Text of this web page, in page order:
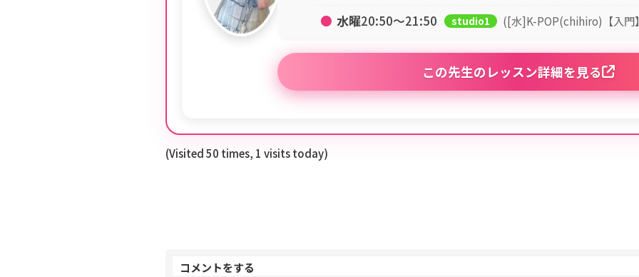
● 水曜20:50〜21:50 studio1 ([水]K-POP(chihiro)【入門
この先生のレッスン詳細を見る
(Visited 50 times, 1 visits today)
コメントをする